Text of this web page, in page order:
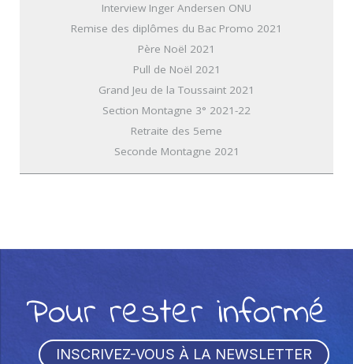
Interview Inger Andersen ONU
Remise des diplômes du Bac Promo 2021
Père Noël 2021
Pull de Noël 2021
Grand Jeu de la Toussaint 2021
Section Montagne 3° 2021-22
Retraite des 5eme
Seconde Montagne 2021
Pour rester informé
INSCRIVEZ-VOUS À LA NEWSLETTER